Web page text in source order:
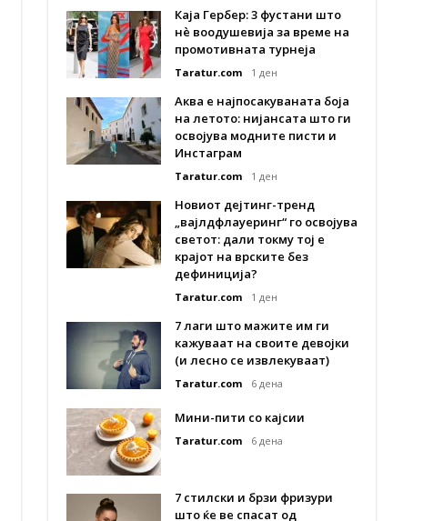
Каја Гербер: 3 фустани што
нè воодушевија за време на
промотивната турнеја
Taratur.com 1 ден
Аква е најпосакуваната боја
на летото: нијансата што ги
освојува модните писти и
Инстаграм
Taratur.com 1 ден
Новиот дејтинг-тренд
„вајлдфлауеринг“ го освојува
светот: дали токму тој е
крајот на врските без
дефиниција?
Taratur.com 1 ден
7 лаги што мажите им ги
кажуваат на своите девојки
(и лесно се извлекуваат)
Taratur.com 6 дена
Мини-пити со кајсии
Taratur.com 6 дена
7 стилски и брзи фризури
што ќе ве спасат од